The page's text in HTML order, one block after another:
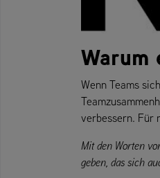
Warum
Wenn Teams
verbessern. Für
Mit den Worten
geben, das sich